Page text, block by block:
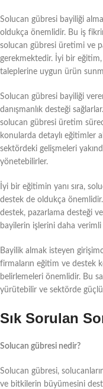
Solucan gübresi bayiliği
oldukça önemlidir. Bu iş
solucan gübresi üretimi ve
gerekmektedir. İyi bir
taleplerine uygun ürün
Solucan gübresi bayiliği
danışmanlık desteği
solucan gübresi üretim
konularda detaylı eğitimler
sektördeki gelişmeleri
yönetebilirler.
İyi bir eğitimin yanı sıra,
destek de oldukça
destek, pazarlama desteği
bayilerin işlerini daha
Bayilik almak isteyen
firmaların eğitim ve destek
belirlemeleri önemlidir. Bu
yürütebilir ve sektörde
Sık Sorulan
Solucan gübresi nedir?
Solucan gübresi,
ve bitkilerin büyümesini